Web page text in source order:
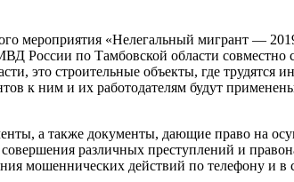
мероприятия «Нелегальный мигрант —
России по Тамбовской области совместно
это строительные объекты, где трудятся
к ним и их работодателям будут
а также документы, дающие право на
различных преступлений и
мошеннических действий по телефону и в